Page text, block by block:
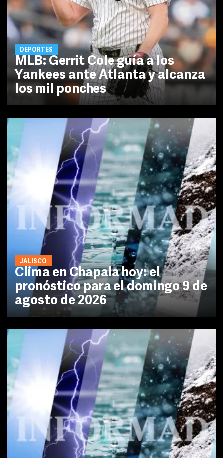
DEPORTES
MLB: Gerrit Cole guía a los
Yankees ante Atlanta y alcanza
los mil ponches
JALISCO
Clima en Chapala hoy: el
pronóstico para el domingo 9 de
agosto de 2026